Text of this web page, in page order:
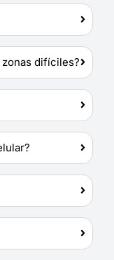
difíciles?